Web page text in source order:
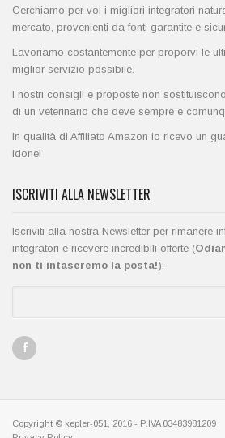
Cerchiamo per voi i migliori integratori
mercato, provenienti da fonti garantite e
Lavoriamo costantemente per proporvi le
miglior servizio possibile.
I nostri consigli e proposte non
di un veterinario che deve sempre e
In qualità di Affiliato Amazon io ricevo un
idonei
ISCRIVITI ALLA NEWSLETTER
Iscriviti alla nostra Newsletter per rimanere
integratori e ricevere incredibili offerte (
non ti intaseremo la posta!):
Copyright © kepler-051, 2016 - P.IVA 03483981209